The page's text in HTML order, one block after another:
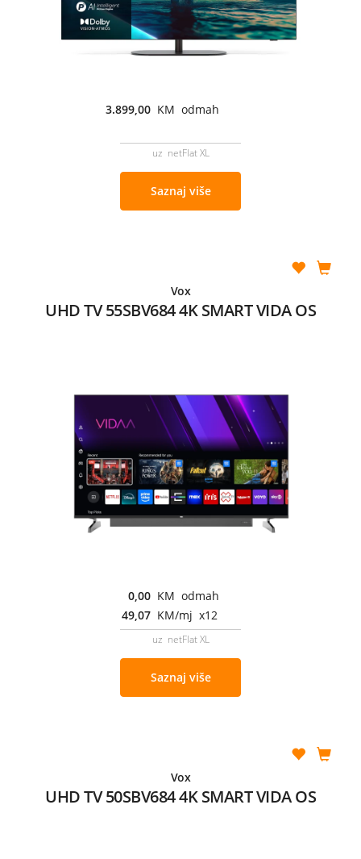
3.899,00 KM odmah
uz netFlat XL
Saznaj više
Vox
UHD TV 55SBV684 4K SMART VIDA OS
0,00 KM odmah
49,07 KM/mj x12
uz netFlat XL
Saznaj više
Vox
UHD TV 50SBV684 4K SMART VIDA OS